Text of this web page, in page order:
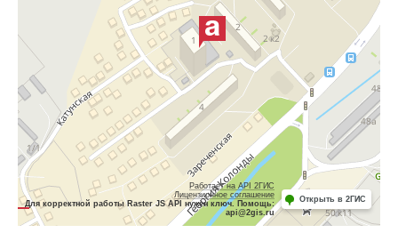
Работает на API 2ГИС
Лицензионное соглашение
Для корректной работы Raster JS API нужен ключ. Помощь:
api@2gis.ru
Открыть в 2ГИС